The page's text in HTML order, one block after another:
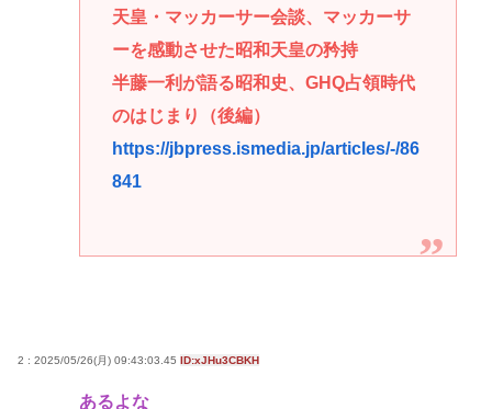
天皇・マッカーサー会談、マッカーサ
ーを感動させた昭和天皇の矜持
半藤一利が語る昭和史、GHQ占領時代
のはじまり（後編）
https://jbpress.ismedia.jp/articles/-/86
841
2 : 2025/05/26(月) 09:43:03.45 ID:xJHu3CBKH
あるよな